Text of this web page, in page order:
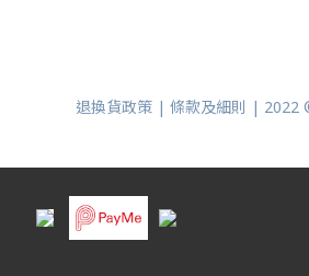
退換貨政策 | 條款及細則 | 2022